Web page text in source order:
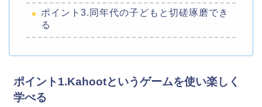
ポイント3.同年代の子どもと切磋琢磨でき
る
ポイント1.Kahootというゲームを使い楽しく
学べる